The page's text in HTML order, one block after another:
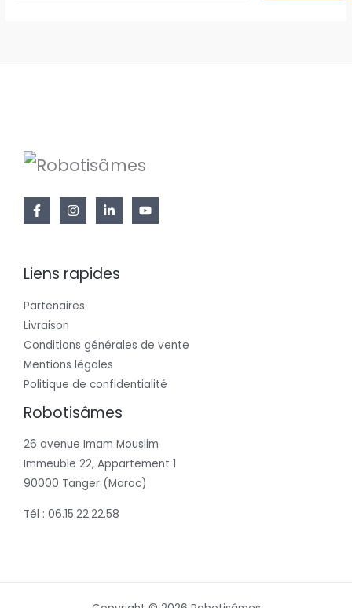
Liens rapides
Partenaires
Livraison
Conditions générales de vente
Mentions légales
Politique de confidentialité
Robotisâmes
26 avenue Imam Mouslim
Immeuble 22, Appartement 1
90000 Tanger (Maroc)
Tél : 06.15.22.22.58